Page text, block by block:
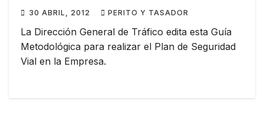
30 ABRIL, 2012 PERITO Y TASADOR
La Dirección General de Tráfico edita esta Guía
Metodológica para realizar el Plan de Seguridad
Vial en la Empresa.